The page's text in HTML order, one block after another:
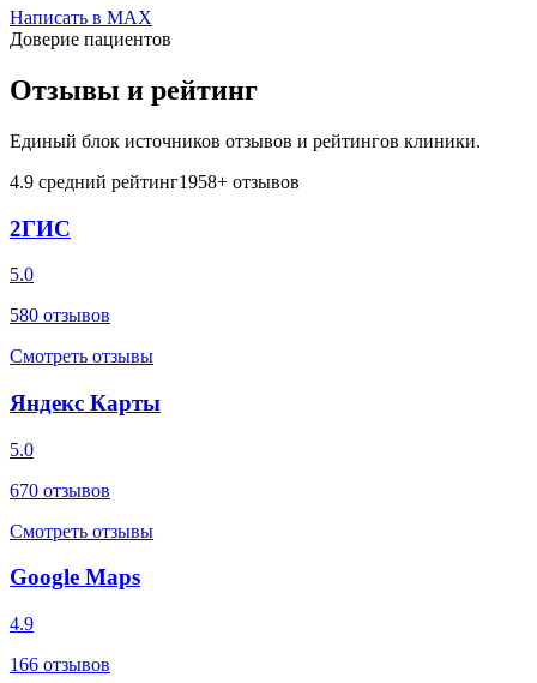
Написать в MAX
Доверие пациентов
Отзывы и рейтинг
Единый блок источников отзывов и рейтингов клиники.
4.9 средний рейтинг1958+ отзывов
2ГИС
5.0
580 отзывов
Смотреть отзывы
Яндекс Карты
5.0
670 отзывов
Смотреть отзывы
Google Maps
4.9
166 отзывов